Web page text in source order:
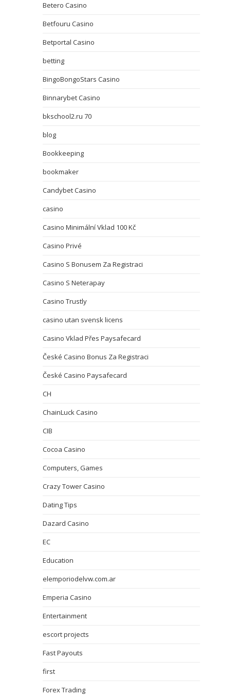
Betero Casino
Betfouru Casino
Betportal Casino
betting
BingoBongoStars Casino
Binnarybet Casino
bkschool2.ru 70
blog
Bookkeeping
bookmaker
Candybet Casino
casino
Casino Minimální Vklad 100 Kč
Casino Privé
Casino S Bonusem Za Registraci
Casino S Neterapay
Casino Trustly
casino utan svensk licens
Casino Vklad Přes Paysafecard
České Casino Bonus Za Registraci
České Casino Paysafecard
CH
ChainLuck Casino
CIB
Cocoa Casino
Computers, Games
Crazy Tower Сasino
Dating Tips
Dazard Casino
EC
Education
elemporiodelvw.com.ar
Emperia Casino
Entertainment
escort projects
Fast Payouts
first
Forex Trading